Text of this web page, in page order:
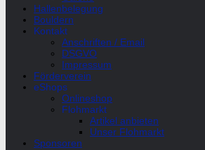
Hallenbelegung
Bouldern
Kontakt
Anschriften / Email
DSGVO
Impressum
Förderverein
eShops
Onlineshop
Flohmarkt
Artikel anbieten
Unser Flohmarkt
Sponsoren